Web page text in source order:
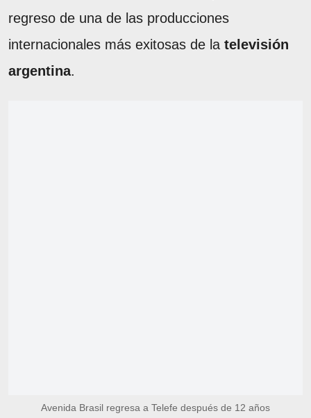
regreso de una de las producciones
internacionales más exitosas de la televisión
argentina.
Avenida Brasil regresa a Telefe después de 12 años